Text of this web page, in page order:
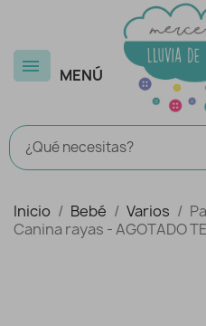
MENÚ
Inicio Bebé Varios
Canina rayas - AGOTADO